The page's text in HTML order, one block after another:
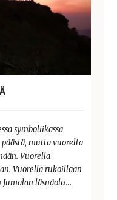
symboliikassa
mutta vuorelta
Vuorella
Vuorella rukoillaan
läsnäolo….